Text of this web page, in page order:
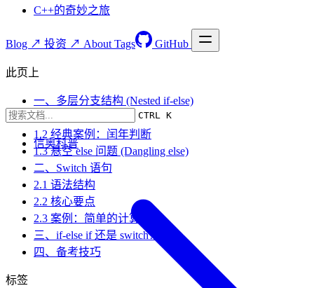
C++的奇妙之旅
Blog ↗ 投资 ↗ About Tags GitHub
CTRL K
信奥科普
此页上
一、多层分支结构 (Nested if-else)
1.1 语法结构
1.2 经典案例：闰年判断
1.3 悬空 else 问题 (Dangling else)
二、Switch 语句
2.1 语法结构
2.2 核心要点
2.3 案例：简单的计算器
三、if-else if 还是 switch？
四、备考技巧
标签